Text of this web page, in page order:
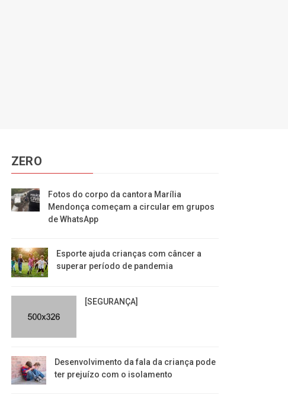
ZERO
Fotos do corpo da cantora Marília
Mendonça começam a circular em grupos
de WhatsApp
Esporte ajuda crianças com câncer a
superar período de pandemia
[SEGURANÇA]
Desenvolvimento da fala da criança pode
ter prejuízo com o isolamento